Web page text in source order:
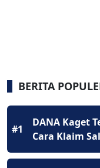
BERITA
#1
DANA Kaget
Cara Klaim